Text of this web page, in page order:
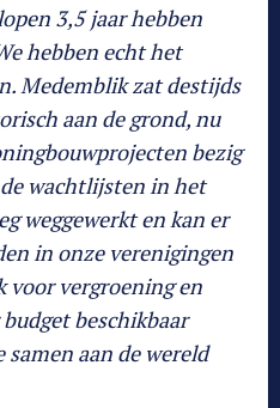
3,5 jaar hebben
hebben echt het
Medemblik zat destijds
aan de grond, nu
bezig
wachtlijsten in het
weggewerkt en kan er
in onze verenigingen
voor vergroening en
beschikbaar
samen aan de wereld